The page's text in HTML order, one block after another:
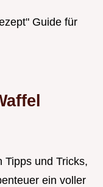
Guide für
Tipps und Tricks,
ein voller